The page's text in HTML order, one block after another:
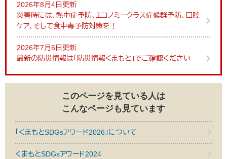
2026年8月4日更新
災害時には、熱中症予防、エコノミークラス症候群予防、口腔
ケア、そして食中毒予防対策を！
2026年7月6日更新
最新の防災情報は「防災情報くまもと」でご確認ください
このページを見ている人は
こんなページも見ています
「くまもとSDGsアワード2026」について
くまもとSDGsアワード2024